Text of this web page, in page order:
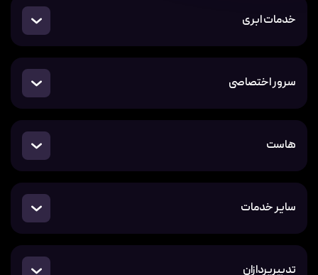
خدمات ابری
سرور اختصاصی
هاست
سایر خدمات
تدبیرپردازان